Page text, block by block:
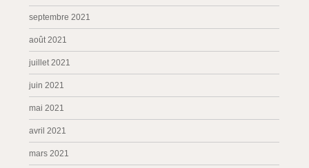
septembre 2021
août 2021
juillet 2021
juin 2021
mai 2021
avril 2021
mars 2021